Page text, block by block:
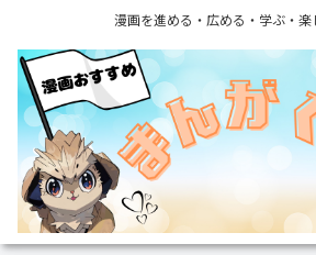
漫画を進める・広める・学ぶ・楽